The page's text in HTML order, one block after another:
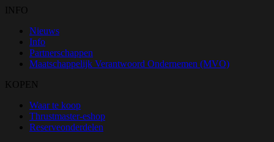
INFO
Nieuws
Info
Partnerschappen
Maatschappelijk Verantwoord Ondernemen (MVO)
KOPEN
Waar te koop
Thrustmaster-eshop
Reserveonderdelen